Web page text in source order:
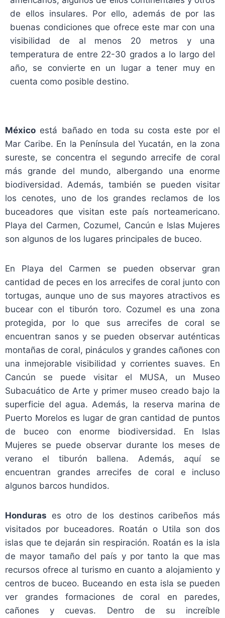
de ellos insulares. Por ello, además de por las
buenas condiciones que ofrece este mar con una
visibilidad de al menos 20 metros y una
temperatura de entre 22-30 grados a lo largo del
año, se convierte en un lugar a tener muy en
cuenta como posible destino.
México está bañado en toda su costa este por el
Mar Caribe. En la Península del Yucatán, en la zona
sureste, se concentra el segundo arrecife de coral
más grande del mundo, albergando una enorme
biodiversidad. Además, también se pueden visitar
los cenotes, uno de los grandes reclamos de los
buceadores que visitan este país norteamericano.
Playa del Carmen, Cozumel, Cancún e Islas Mujeres
son algunos de los lugares principales de buceo.
En Playa del Carmen se pueden observar gran
cantidad de peces en los arrecifes de coral junto con
tortugas, aunque uno de sus mayores atractivos es
bucear con el tiburón toro. Cozumel es una zona
protegida, por lo que sus arrecifes de coral se
encuentran sanos y se pueden observar auténticas
montañas de coral, pináculos y grandes cañones con
una inmejorable visibilidad y corrientes suaves. En
Cancún se puede visitar el MUSA, un Museo
Subacuático de Arte y primer museo creado bajo la
superficie del agua. Además, la reserva marina de
Puerto Morelos es lugar de gran cantidad de puntos
de buceo con enorme biodiversidad. En Islas
Mujeres se puede observar durante los meses de
verano el tiburón ballena. Además, aquí se
encuentran grandes arrecifes de coral e incluso
algunos barcos hundidos.
Honduras es otro de los destinos caribeños más
visitados por buceadores. Roatán o Utila son dos
islas que te dejarán sin respiración. Roatán es la isla
de mayor tamaño del país y por tanto la que mas
recursos ofrece al turismo en cuanto a alojamiento y
centros de buceo. Buceando en esta isla se pueden
ver grandes formaciones de coral en paredes,
cañones y cuevas. Dentro de su increíble